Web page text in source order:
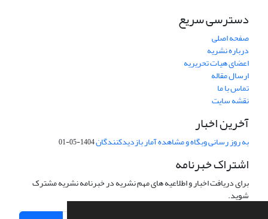
دسترسی سریع
صفحه اصلی
درباره نشریه
اعضای هیات تحریریه
ارسال مقاله
تماس با ما
نقشه سایت
آخرین اخبار
به روز رسانی وبگاه و مشاهده آمار بازدیدکنندگان1404-05-01
اشتراک خبرنامه
برای دریافت اخبار و اطلاعیه های مهم نشریه در خبرنامه نشریه مشترک
شوید.